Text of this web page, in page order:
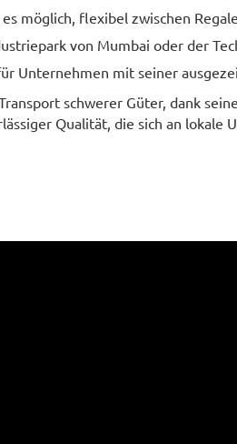
flexibel zwischen
von Mumbai oder der
Unternehmen mit seiner
schwerer Güter, dank
Qualität, die sich an lokale